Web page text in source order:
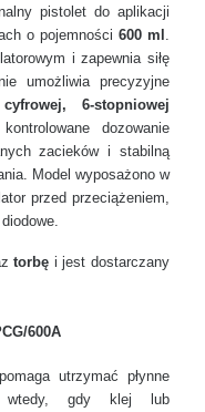
pistolet do aplikacji
o pojemności600 ml .
i zapewnia siłę
umożliwia precyzyjne
cyfrowej, 6-stopniowej
dozowanie
zacieków i stabilną
Model wyposażono w
przed przeciążeniem,
torbę i jest dostarczany
600A
utrzymać płynne
wtedy, gdy klej lub